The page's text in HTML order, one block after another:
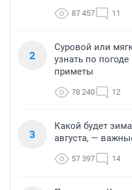
87 457 11
2
Суровой или
узнать по
приметы
78 240 12
3
Какой будет
августа, —
57 397 14